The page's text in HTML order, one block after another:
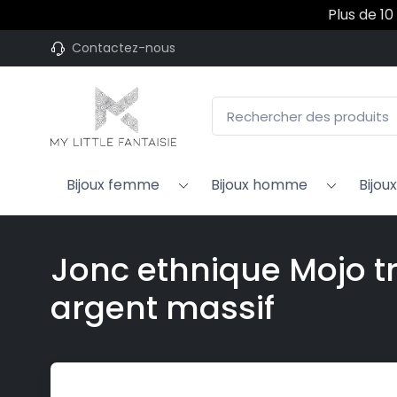
Plus de
Contactez-nous
Bijoux femme Bijoux homme
Jonc ethnique Mojo
argent massif